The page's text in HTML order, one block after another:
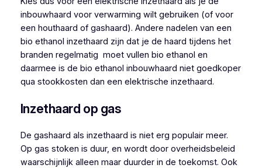
inbouwhaard voor verwarming wilt gebruiken (of voor
een houthaard of gashaard). Andere nadelen van een
bio ethanol inzethaard zijn dat je de haard tijdens het
branden regelmatig moet vullen bio ethanol en
daarmee is de bio ethanol inbouwhaard niet goedkoper
qua stookkosten dan een elektrische inzethaard.
Inzethaard op gas
De gashaard als inzethaard is niet erg populair meer.
Op gas stoken is duur, en wordt door overheidsbeleid
waarschijnlijk alleen maar duurder in de toekomst. Ook